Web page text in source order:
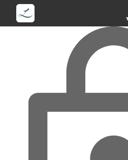
Zum Hauptinhalt springen